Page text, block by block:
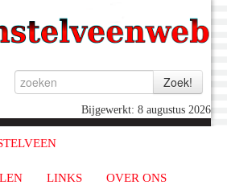
Bijgewerkt: 8 augustus 2026
LINKS OVER ONS